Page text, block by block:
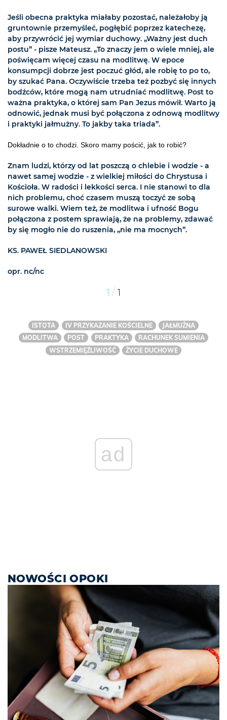
Jeśli obecna praktyka miałaby pozostać, należałoby ją
gruntownie przemyśleć, pogłębić poprzez katechezę,
aby przywrócić jej wymiar duchowy. „Ważny jest duch
postu” - pisze Mateusz. „To znaczy jem o wiele mniej, ale
poświęcam więcej czasu na modlitwę. W epoce
konsumpcji dobrze jest poczuć głód, ale robię to po to,
by szukać Pana. Oczywiście trzeba też pozbyć się innych
bodźców, które mogą nam utrudniać modlitwę. Post to
ważna praktyka, o której sam Pan Jezus mówił. Warto ją
odnowić, jednak musi być połączona z odnową modlitwy
i praktyki jałmużny. To jakby taka triada”.
Dokładnie o to chodzi. Skoro mamy pościć, jak to robić?
Znam ludzi, którzy od lat poszczą o chlebie i wodzie - a
nawet samej wodzie - z wielkiej miłości do Chrystusa i
Kościoła. W radości i lekkości serca. I nie stanowi to dla
nich problemu, choć czasem muszą toczyć ze sobą
surowe walki. Wiem też, że modlitwa i ufność Bogu
połączona z postem sprawiają, że na problemy, zdawać
by się mogło nie do ruszenia, „nie ma mocnych”.
KS. PAWEŁ SIEDLANOWSKI
opr. nc/nc
1 / 1
ISTOTA IV PRZYKAZANIE KOŚCIELNE
JAŁMUŻNA
MODLITWA
POST PRAKTYKA
RACHUNEK SUMIENIA
WSTRZEMIĘŹLIWOŚĆ
ŻYCIE DUCHOWE
ad
NOWOŚCI OPOKI